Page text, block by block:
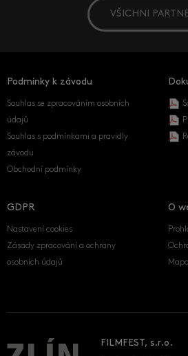
VŠICHNI
Podmínky k závodu
Souhlas se zpracováním osobních
údajů
Souhlas s podmínkami a pravidly
závodu
Obchodní podmínky
GDPR
Nastavení cookies
Zásady zpracování a ochrany
osobních údajů
O
FILMFEST, s.r.o.